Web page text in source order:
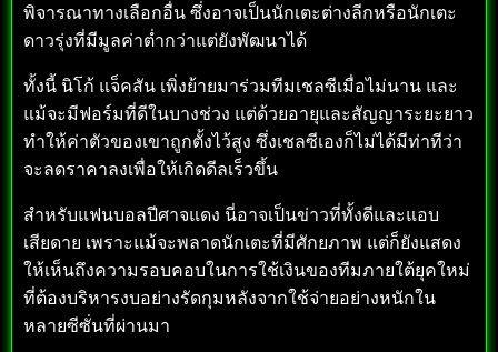
พิจารณาทางเลือกอื่น ซึ่งอาจเป็นนักเตะต่างลีกหรือนักเตะ
ดาวรุ่งที่มีมูลค่าต่ำกว่าแต่ยังพัฒนาได้
ทั้งนี้ นิโก้ แจ็คสัน เพิ่งย้ายมาร่วมทีมเชลซีเมื่อไม่นาน และ
แม้จะมีฟอร์มที่ดีในบางช่วง แต่ด้วยอายุและสัญญาระยะยาว
ทำให้ค่าตัวของเขาถูกตั้งไว้สูง ซึ่งเชลซีเองก็ไม่ได้มีท่าทีว่า
จะลดราคาลงเพื่อให้เกิดดีลเร็วขึ้น
สำหรับแฟนบอลปีศาจแดง นี่อาจเป็นข่าวที่ทั้งดีและแอบ
เสียดาย เพราะแม้จะพลาดนักเตะที่มีศักยภาพ แต่ก็ยังแสดง
ให้เห็นถึงความรอบคอบในการใช้เงินของทีมภายใต้ยุคใหม่
ที่ต้องบริหารงบอย่างรัดกุมหลังจากใช้จ่ายอย่างหนักใน
หลายซีซั่นที่ผ่านมา